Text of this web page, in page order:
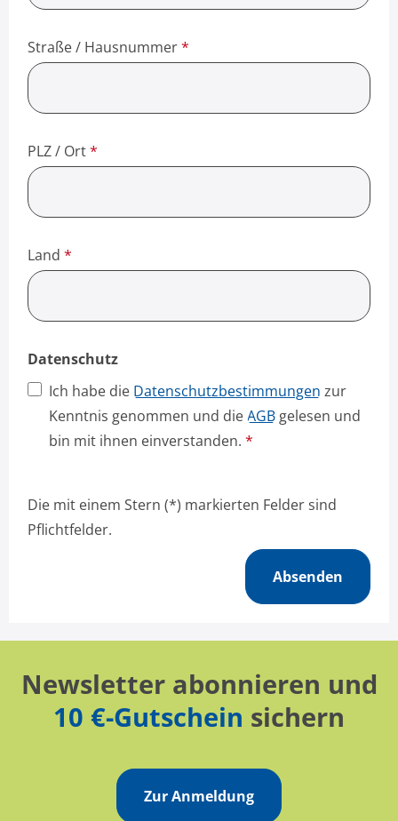
Straße / Hausnummer*
PLZ / Ort*
Land *
Datenschutz
Ich habe die Datenschutzbestimmungen zur
Kenntnis genommen und die AGB gelesen und
bin mit ihnen einverstanden. *
Die mit einem Stern (*) markierten Felder sind
Pflichtfelder.
Absenden
Newsletter abonnieren und
10 €-Gutschein sichern
Zur Anmeldung